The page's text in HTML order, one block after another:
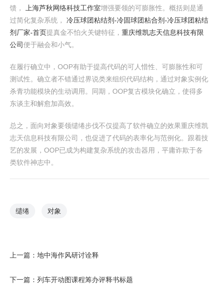
馈，
上海芦秋网络科技工作室增强要领的可膨胀性。概括则是通
过简化复杂系统， 冷压球团粘结剂-冷固球团粘合剂-冷压球团粘结
剂厂家-首页提真金不怕火关键特征， 重庆维凯志天信息科技有限
公司便于融会和小气。
在履行确立中，OOP有助于提高代码的可人惜性、可膨胀性和可
测试性。确立者不错通过界说类来组织代码结构，通过对象实例化
杀青功能模块的生动调用。同期，OOP复古模块化确立，使得多
东谈主和解愈加高效。
总之，面向对象要领缱绻步伐不仅提高了软件确立的效果重庆维凯
志天信息科技有限公司，也促进了代码的表率化与范例化。跟着技
艺的发展，OOP已成为构建复杂系统的攻击器用，平庸诈欺于各
类软件神志中。
缱绻 对象
上一篇： 地中海作风研讨诠释
下一篇： 列车开动图课程筹办评释书标题